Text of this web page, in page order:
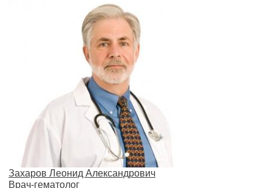
Захаров Леонид Александрович
Врач-гематолог